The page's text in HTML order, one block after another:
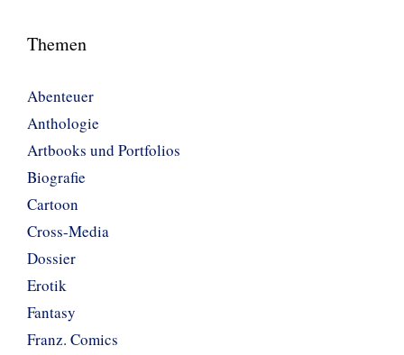
Themen
Abenteuer
Anthologie
Artbooks und Portfolios
Biografie
Cartoon
Cross-Media
Dossier
Erotik
Fantasy
Franz. Comics